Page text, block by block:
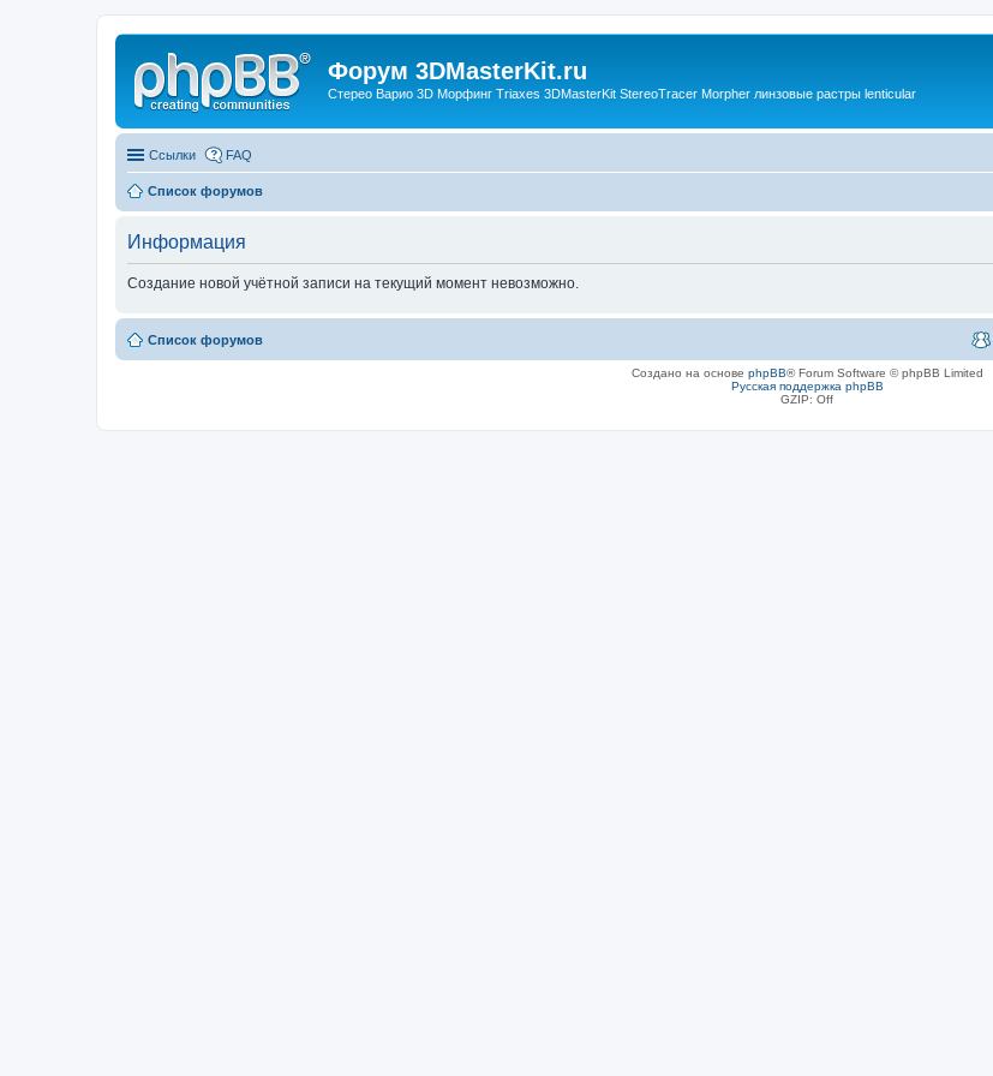
Форум 3DMasterKit.ru
Стерео Варио 3D Морфинг Triaxes 3DMasterKit StereoTracer Morpher линзовые растры lenticular
Ссылки FAQ
Список форумов
Информация
Создание новой учётной записи на текущий момент невозможно.
Список форумов
Создано на основе phpBB® Forum Software © phpBB Limited
Русская поддержка phpBB
GZIP: Off